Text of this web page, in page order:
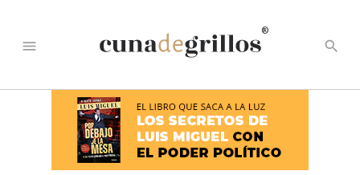
menu
®
search